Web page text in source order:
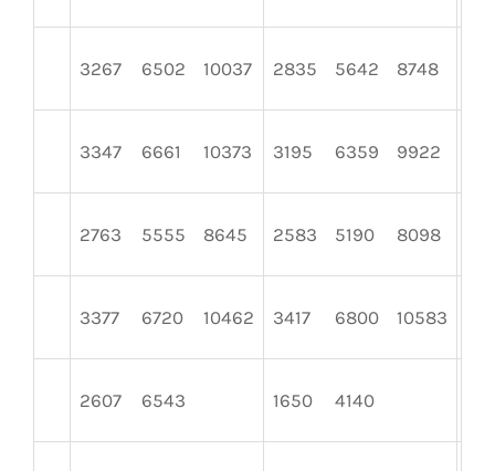
3267 6502 10037 2835 5642 8748
3347 6661 10373 3195 6359 9922
2763 5555 8645 2583 5190 8098
3377 6720 10462 3417 6800 10583
2607 6543 1650 4140